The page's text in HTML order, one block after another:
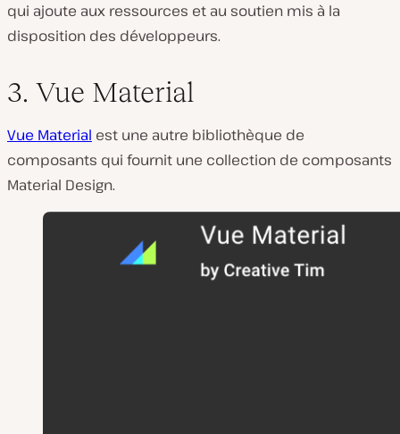
qui ajoute aux ressources et au soutien mis à la
disposition des développeurs.
3. Vue Material
Vue Material est une autre bibliothèque de
composants qui fournit une collection de composants
Material Design.